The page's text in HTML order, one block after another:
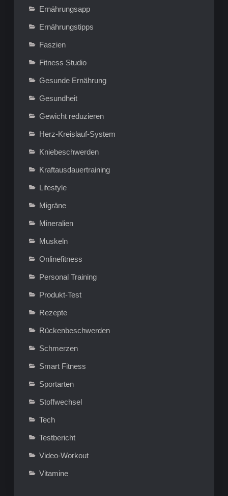
Ernährungsapp
Ernährungstipps
Faszien
Fitness Studio
Gesunde Ernährung
Gesundheit
Gewicht reduzieren
Herz-Kreislauf-System
Kniebeschwerden
Kraftausdauertraining
Lifestyle
Migräne
Mineralien
Muskeln
Onlinefitness
Personal Training
Produkt-Test
Rezepte
Rückenbeschwerden
Schmerzen
Smart Fitness
Sportarten
Stoffwechsel
Tech
Testbericht
Video-Workout
Vitamine